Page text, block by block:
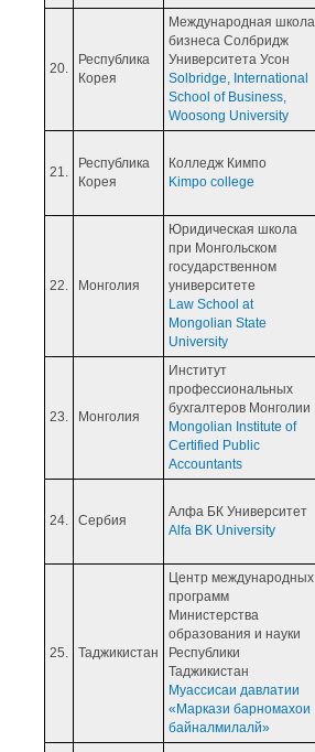
20.
Республика
Корея
Международная школа
бизнеса Солбридж
Университета Усон
Solbridge, International
School of Business,
Woosong University
21.
Республика
Корея
Колледж Кимпо
Kimpo college
22. Монголия
Юридическая школа
при Монгольском
государственном
университете
Law School at
Mongolian State
University
23. Монголия
Институт
профессиональных
бухгалтеров Монголии
Mongolian Institute of
Certified Public
Accountants
24. Сербия
Алфа БК Университет
Alfa BK University
25. Таджикистан
Центр международных
программ
Министерства
образования и науки
Республики
Таджикистан
Муассисаи давлатии
«Маркази барномахои
байналмилалй»